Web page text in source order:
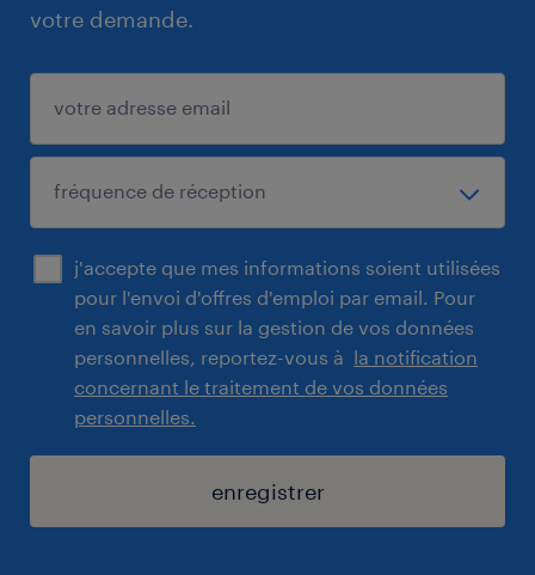
votre demande.
j'accepte que mes informations soient utilisées
pour l'envoi d'offres d'emploi par email. Pour
en savoir plus sur la gestion de vos données
personnelles, reportez-vous à la notification
concernant le traitement de vos données
personnelles.
enregistrer